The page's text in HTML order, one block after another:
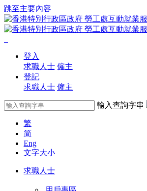
跳至主要內容
登入
求職人士 僱主
登記
求職人士 僱主
輸入查詢字串
繁
简
Eng
文字大小
求職人士